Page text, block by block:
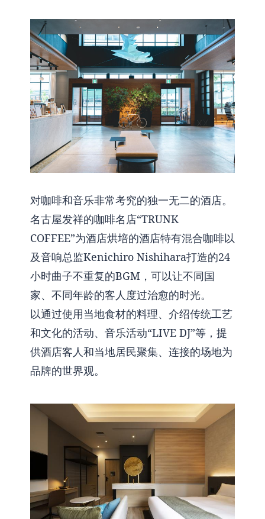
对咖啡和音乐非常考究的独一无二的酒店。
名古屋发祥的咖啡名店“TRUNK
COFFEE”为酒店烘培的酒店特有混合咖啡以
及音响总监Kenichiro Nishihara打造的24
小时曲子不重复的BGM，可以让不同国
家、不同年龄的客人度过治愈的时光。
以通过使用当地食材的料理、介绍传统工艺
和文化的活动、音乐活动“LIVE DJ”等，提
供酒店客人和当地居民聚集、连接的场地为
品牌的世界观。